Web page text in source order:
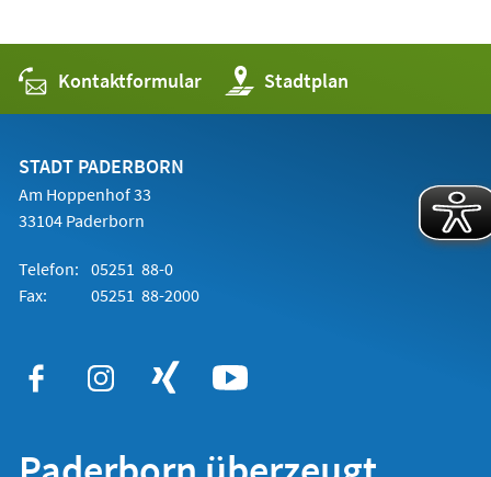
Kontaktformular Stadtplan
(Öffnet
in
einem
STADT PADERBORN
Am Hoppenhof 33
33104 Paderborn
Telefon: 05251 88-0
Fax:
05251 88-2000